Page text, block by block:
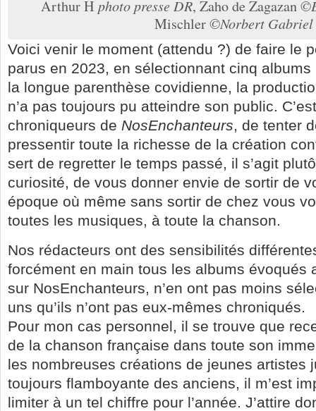
Arthur H photo presse DR, Zaho de Zagazan
Mischler©Norbert Gabriel
Voici venir le moment (attendu ?) de faire le
parus en 2023, en sélectionnant cinq albums
la longue parenthèse covidienne, la
n’a pas toujours pu atteindre son public.
chroniqueurs de NosEnchanteurs, de tenter
pressentir toute la richesse de la création
sert de regretter le temps passé, il s’agit
curiosité, de vous donner envie de sortir de
époque où même sans sortir de chez vous
toutes les musiques, à toute la chanson.
Nos rédacteurs ont des sensibilités
forcément en main tous les albums évoqués
sur NosEnchanteurs, n’en ont pas moins
uns qu’ils n’ont pas eux-mêmes chroniqués.
Pour mon cas personnel, il se trouve que
de la chanson française dans toute son
les nombreuses créations de jeunes artistes
toujours flamboyante des anciens, il m’est
limiter à un tel chiffre pour l’année. J’attire